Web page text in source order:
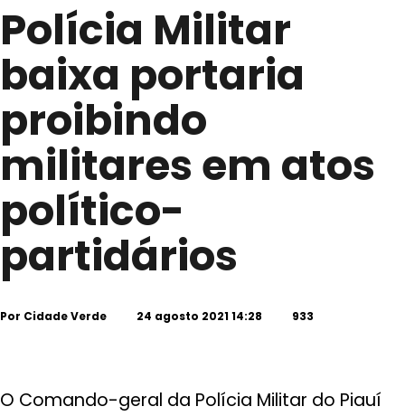
Polícia Militar
baixa portaria
proibindo
militares em atos
político-
partidários
Por Cidade Verde 24 agosto 2021 14:28 933
O Comando-geral da Polícia Militar do Piauí